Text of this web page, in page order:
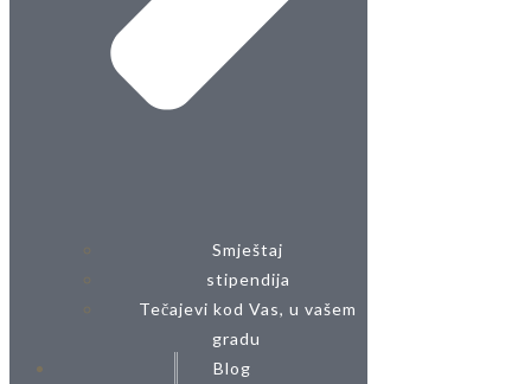
Smještaj
stipendija
Tečajevi kod Vas, u vašem
gradu
Blog